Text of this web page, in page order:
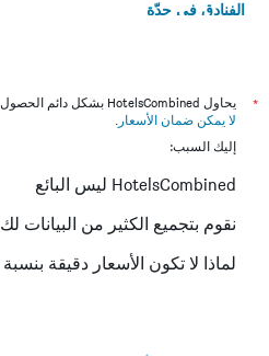
الفنادق في جدّة
*
يحاول HotelsCombined بشكل دائم الحصول على الأسعار الدقيقة، ولكن
لا يمكن ضمان الأسعار .
إليك السبب:
HotelsCombined ليس البائع
نقوم بتجميع الكثير من البيانات لك
لماذا لا تكون الأسعار دقيقة بنسبة 100٪؟